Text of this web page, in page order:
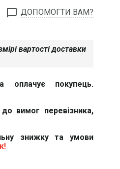
chat_bubble_outline ДОПОМОГТИ ВАМ?
вартості доставки
оплачує покупець.
до вимог перевізника,
знижку та умови